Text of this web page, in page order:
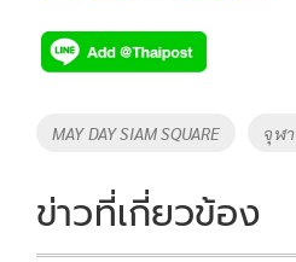
e
b
o
k
tt
er
p
y
Li
k
Tags
MAY DAY SIAM SQUARE จุฬ
ข่าวที่เกี่ยวข้อง